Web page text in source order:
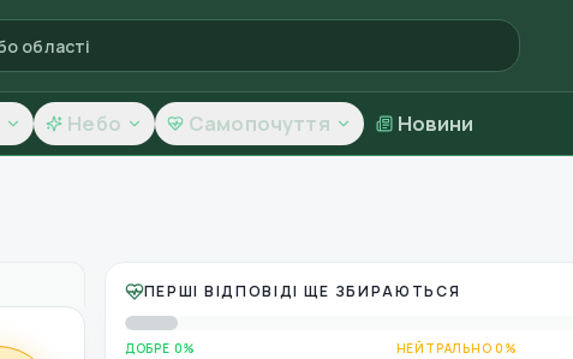
Небо Самопочуття Новини
ПЕРШІ ВІДПОВІДІ ЩЕ ЗБИРАЮТЬСЯ
ДОБРЕ 0% НЕЙТРАЛЬНО 0%